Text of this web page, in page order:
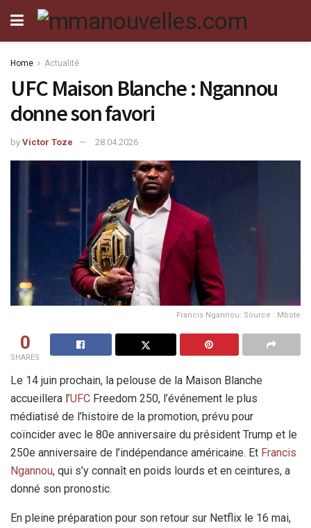
Home Actualité
UFC Maison Blanche : Ngannou
donne son favori
by Victor Toze 28.04.2026
Francis Ngannou. Source : Mbote
0
SHARES
Le 14 juin prochain, la pelouse de la Maison Blanche
accueillera l’UFC Freedom 250, l’événement le plus
médiatisé de l’histoire de la promotion, prévu pour
coïncider avec le 80e anniversaire du président Trump et le
250e anniversaire de l’indépendance américaine. Et Francis
Ngannou, qui s’y connaît en poids lourds et en ceintures, a
donné son pronostic.
En pleine préparation pour son retour sur Netflix le 16 mai,